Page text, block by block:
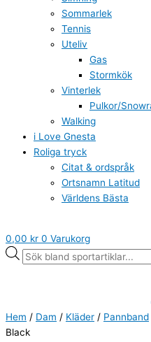
Sommarlek
Tennis
Uteliv
Gas
Stormkök
Vinterlek
Pulkor/
Walking
i Love Gnesta
Roliga tryck
Citat & ordspråk
Ortsnamn Latitud
Världens Bästa
0,00 kr 0 Varukorg
Hem / Dam / Kläder / Pannband
Black